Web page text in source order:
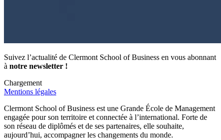
Suivez l’actualité de Clermont School of Business en vous abonnant
à notre newsletter !
Chargement
Mentions légales
Clermont School of Business est une Grande École de Management
engagée pour son territoire et connectée à l’international. Forte de
son réseau de diplômés et de ses partenaires, elle souhaite,
aujourd’hui, accompagner les changements du monde.